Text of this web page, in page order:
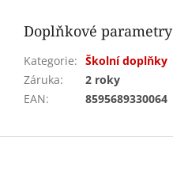
Doplňkové parametry
Kategorie: Školní doplňky
Záruka:
2 roky
EAN: 8595689330064
Z